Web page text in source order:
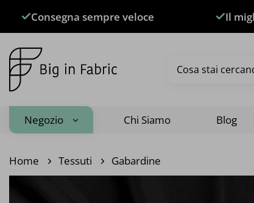
contenuti
Consegna sempre veloce Il
Negozio Chi Siamo Blog
Home Tessuti Gabardine